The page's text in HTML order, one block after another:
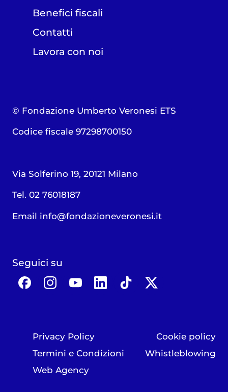
Benefici fiscali
Contatti
Lavora con noi
© Fondazione Umberto Veronesi ETS
Codice fiscale 97298700150
Via Solferino 19, 20121 Milano
Tel. 02 76018187
Email info@fondazioneveronesi.it
Seguici su
Privacy Policy
Cookie policy
Termini e Condizioni
Whistleblowing
Web Agency